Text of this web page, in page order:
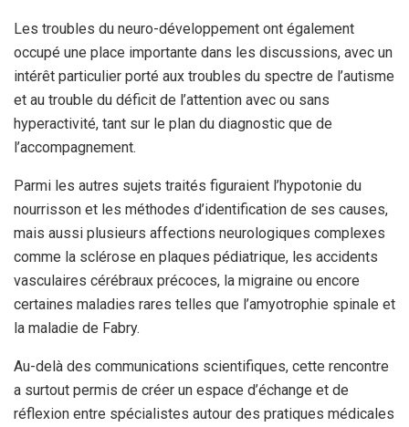
Les troubles du neuro-développement ont également
occupé une place importante dans les discussions, avec un
intérêt particulier porté aux troubles du spectre de l’autisme
et au trouble du déficit de l’attention avec ou sans
hyperactivité, tant sur le plan du diagnostic que de
l’accompagnement.
Parmi les autres sujets traités figuraient l’hypotonie du
nourrisson et les méthodes d’identification de ses causes,
mais aussi plusieurs affections neurologiques complexes
comme la sclérose en plaques pédiatrique, les accidents
vasculaires cérébraux précoces, la migraine ou encore
certaines maladies rares telles que l’amyotrophie spinale et
la maladie de Fabry.
Au-delà des communications scientifiques, cette rencontre
a surtout permis de créer un espace d’échange et de
réflexion entre spécialistes autour des pratiques médicales